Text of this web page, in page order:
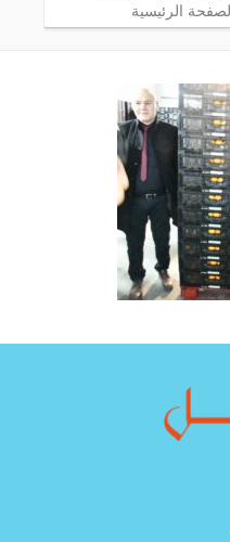
الرئيسية